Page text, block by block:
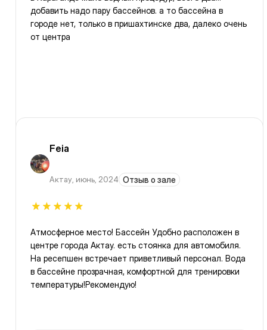
добавить надо пару бассейнов. а то бассейна в
городе нет, только в пришахтинске два, далеко очень
от центра
Feia
Актау, июнь, 2024 Отзыв о зале
Атмосферное место! Бассейн Удобно расположен в
центре города Актау. есть стоянка для автомобиля.
На ресепшен встречает приветливый персонал. Вода
в бассейне прозрачная, комфортной для тренировки
температуры!Рекомендую!